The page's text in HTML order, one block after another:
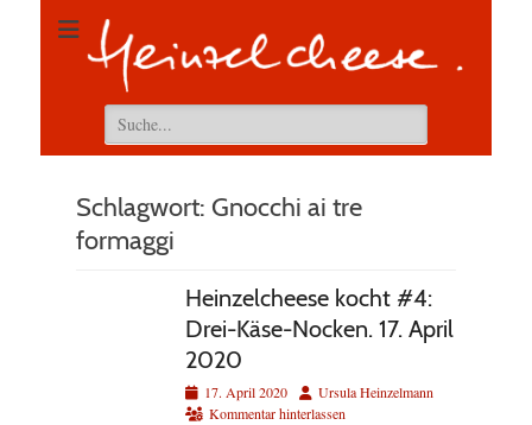
Suchen
nach:
Schlagwort: Gnocchi ai tre
formaggi
Heinzelcheese kocht #4:
Drei-Käse-Nocken. 17. April
2020
Veröffentlicht
am
17. April 2020 AutorUrsula Heinzelmann
Kommentar hinterlassen